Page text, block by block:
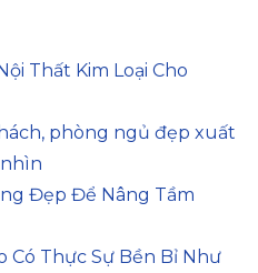
Thất Kim Loại Cho
phòng ngủ đẹp xuất
Đẹp Để Nâng Tầm
Có Thực Sự Bền Bỉ Như